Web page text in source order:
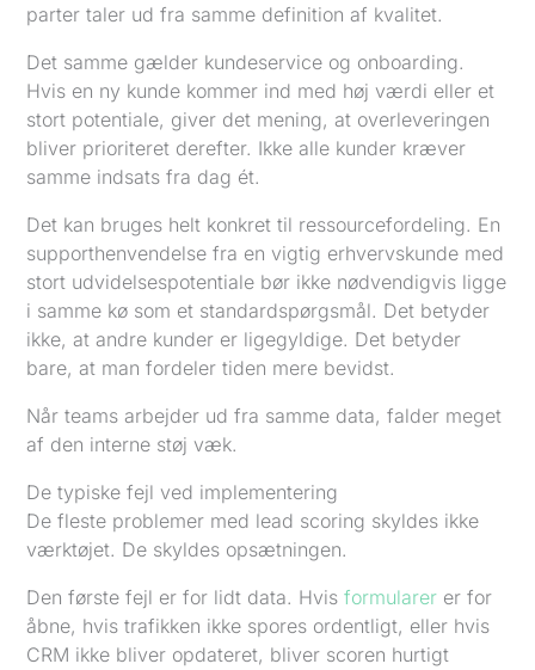
parter taler ud fra samme definition af kvalitet.
Det samme gælder kundeservice og onboarding.
Hvis en ny kunde kommer ind med høj værdi eller et
stort potentiale, giver det mening, at overleveringen
bliver prioriteret derefter. Ikke alle kunder kræver
samme indsats fra dag ét.
Det kan bruges helt konkret til ressourcefordeling. En
supporthenvendelse fra en vigtig erhvervskunde med
stort udvidelsespotentiale bør ikke nødvendigvis ligge
i samme kø som et standardspørgsmål. Det betyder
ikke, at andre kunder er ligegyldige. Det betyder
bare, at man fordeler tiden mere bevidst.
Når teams arbejder ud fra samme data, falder meget
af den interne støj væk.
De typiske fejl ved implementering
De fleste problemer med lead scoring skyldes ikke
værktøjet. De skyldes opsætningen.
Den første fejl er for lidt data. Hvisformularer er for
åbne, hvis trafikken ikke spores ordentligt, eller hvis
CRM ikke bliver opdateret, bliver scoren hurtigt